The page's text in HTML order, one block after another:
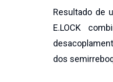
Resultado de
E.LOCK
dos